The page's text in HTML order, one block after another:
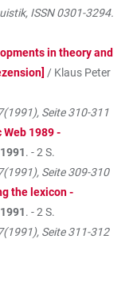
ISSN 0301-3294.
in theory and
/ Klaus Peter
Seite 310-311
1989 -
1991. - 2 S.
Seite 309-310
the lexicon -
1991. - 2 S.
Seite 311-312